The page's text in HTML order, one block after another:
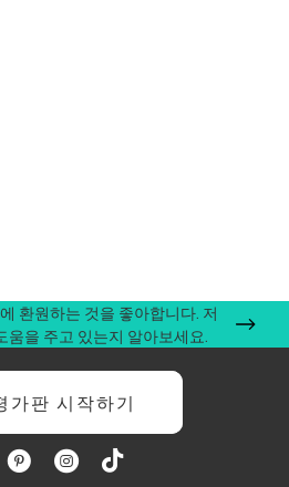
환원하는 것을 좋아합니다. 저
움을 주고 있는지 알아보세요.
가판 시작하기